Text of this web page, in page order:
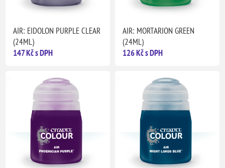
AIR: EIDOLON PURPLE CLEAR
(24ML)
147 Kč s DPH
AIR: MORTARION GREEN
(24ML)
126 Kč s DPH